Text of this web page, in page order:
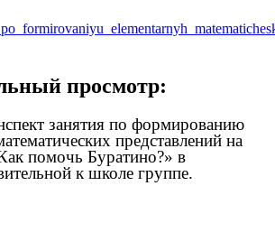
просмотр:
занятия по формированию
представлений на
помочь Буратино?» в
к школе группе.